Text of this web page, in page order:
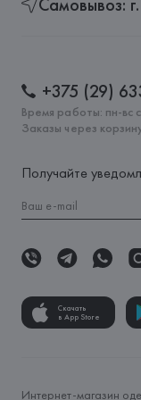
+375 (29)
Время работы: пн-вс
Заказы через
Получайте
Скачать
в App Store
Интернет-магазин